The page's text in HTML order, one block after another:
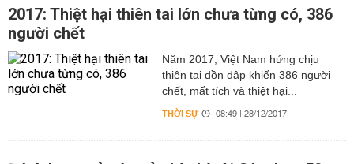
2017: Thiệt hại thiên tai lớn chưa từng có, 386
người chết
Năm 2017, Việt Nam hứng chịu
thiên tai dồn dập khiến 386 người
chết, mất tích và thiệt hại...
THỜI SỰ 08:49 | 28/12/2017